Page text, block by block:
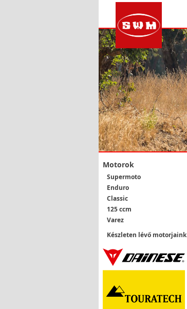
Motorok
Supermoto
Enduro
Classic
125 ccm
Varez
Készleten lévő motorjaink